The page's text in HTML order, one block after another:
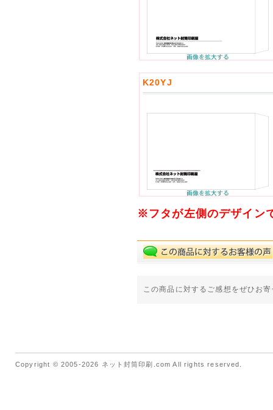
K20YJ
※フタが左側のデザイン
この商品に対するご感想をぜひお
Copyright © 2005-2026 ネット封筒印刷.com All rights reserved.